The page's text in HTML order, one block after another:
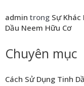
admin trong Sự
Dầu Neem Hữu Cơ
Chuyên mục
Cách Sử Dụng Tinh